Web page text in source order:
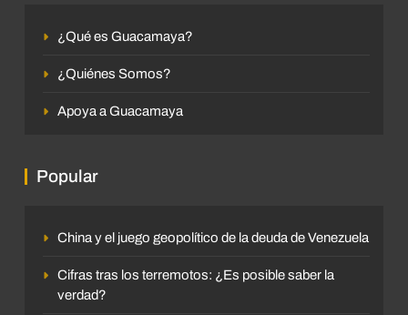
¿Qué es Guacamaya?
¿Quiénes Somos?
Apoya a Guacamaya
Popular
China y el juego geopolítico de la deuda de Venezuela
Cifras tras los terremotos: ¿Es posible saber la
verdad?